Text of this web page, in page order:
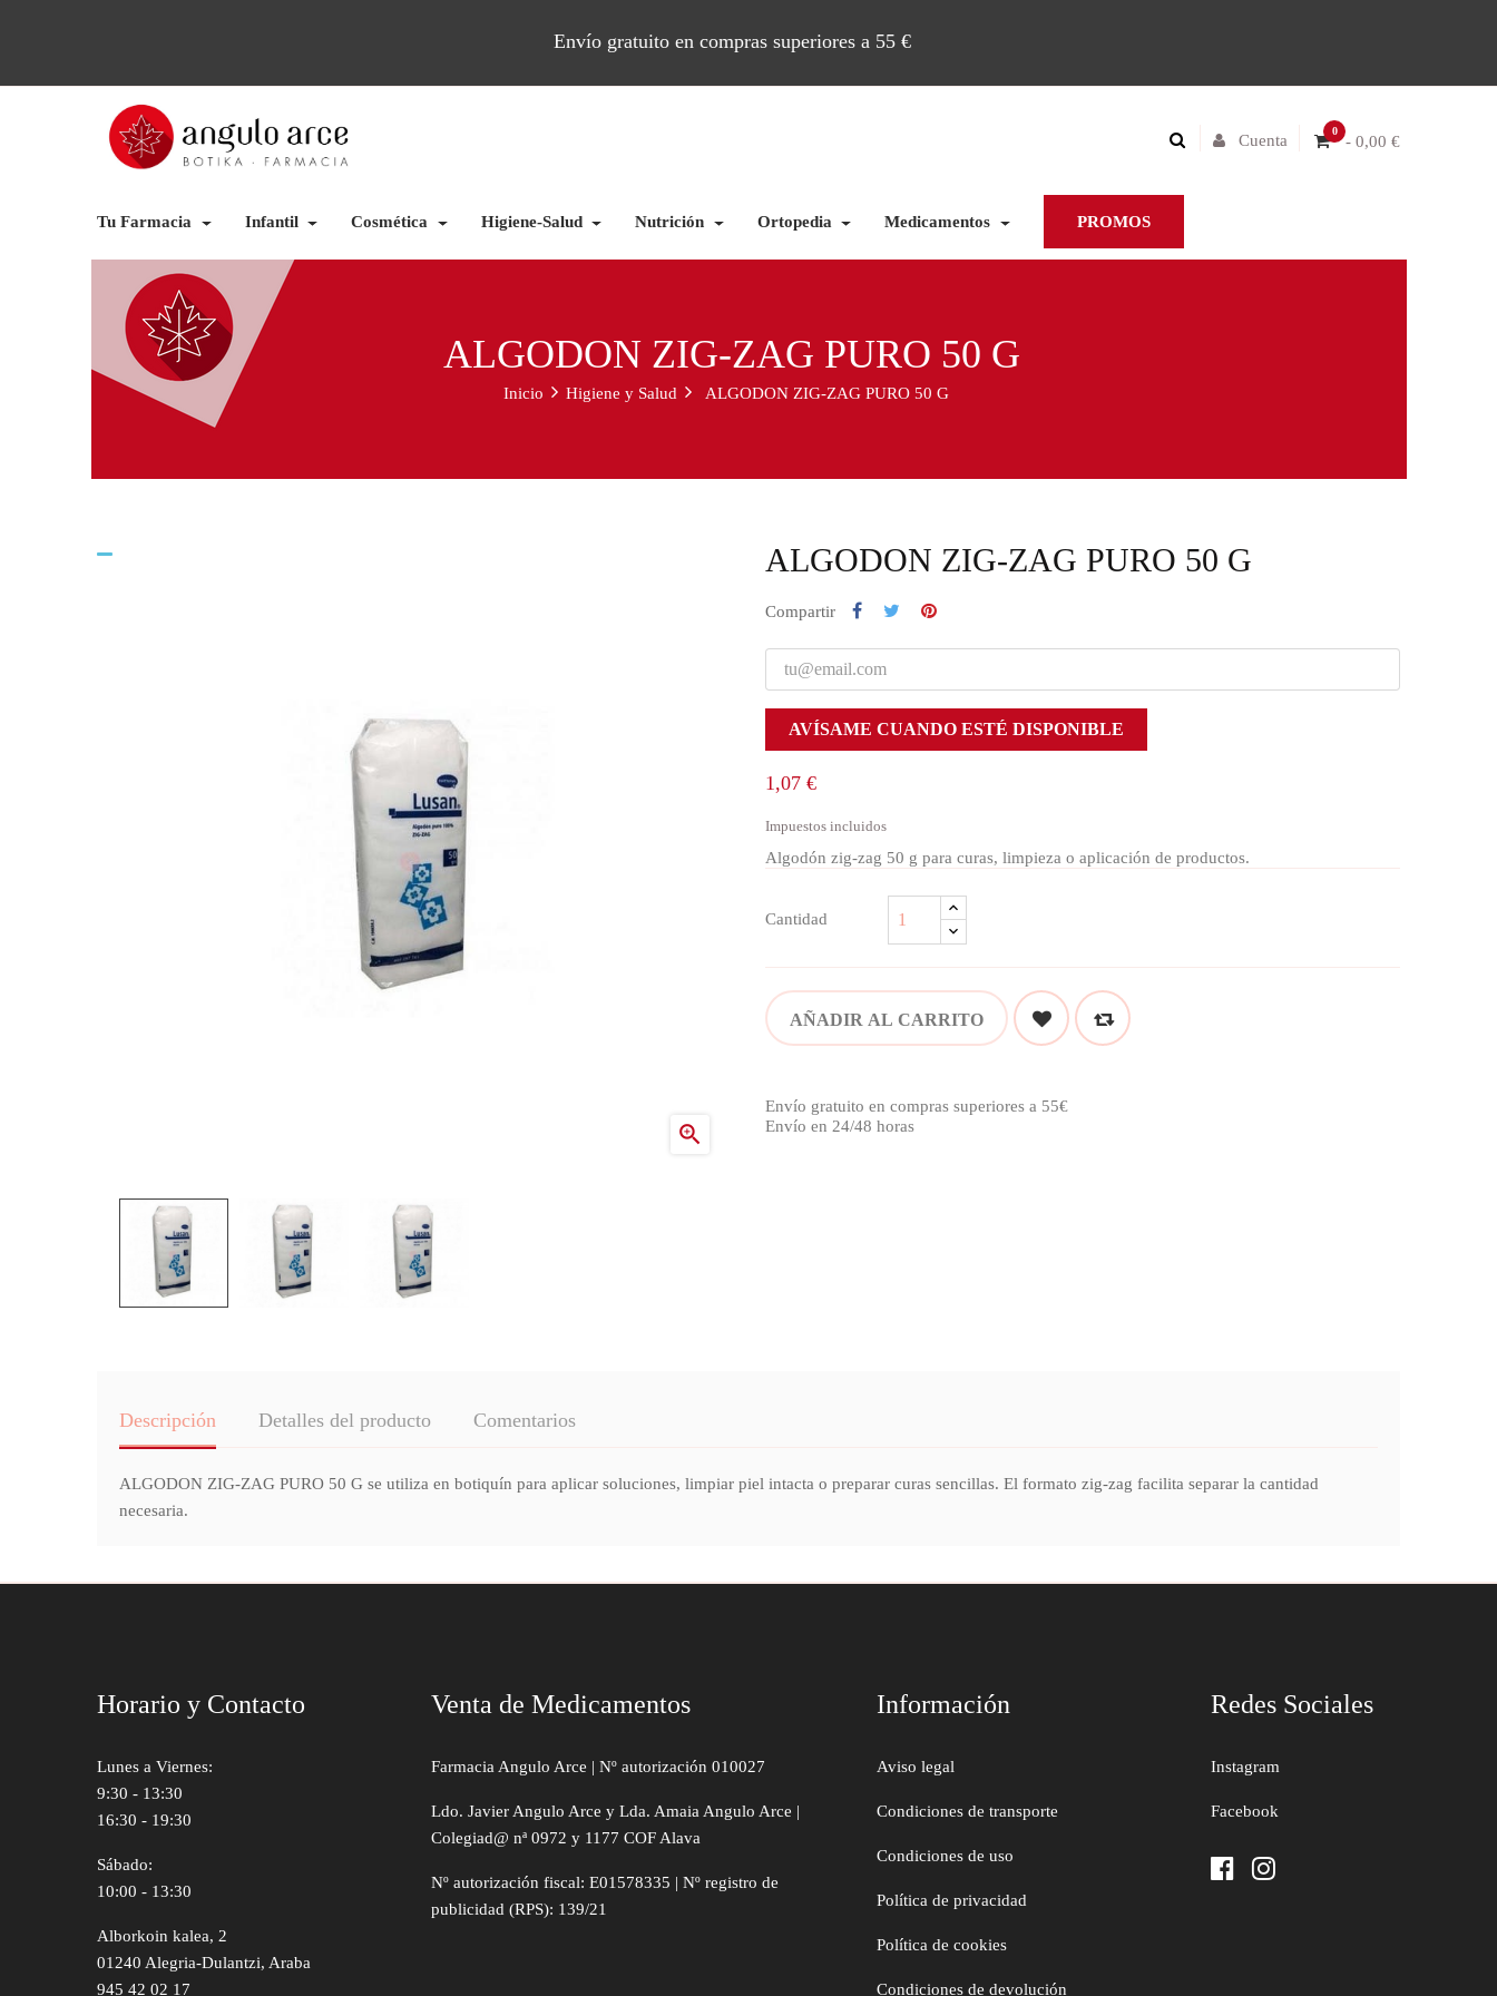
Envío gratuito en compras superiores a 55 €
0
- 0,00 €
Cuenta
Tu Farmacia Infantil Cosmética Higiene-Salud Nutrición Ortopedia Medicamentos PROMOS
ALGODON ZIG-ZAG PURO 50 G
Inicio Higiene y Salud ALGODON ZIG-ZAG PURO 50 G

ALGODON ZIG-ZAG PURO 50 G
Compartir
AVÍSAME CUANDO ESTÉ DISPONIBLE
1,07 €
Impuestos incluidos
Algodón zig-zag 50 g para curas, limpieza o aplicación de productos.
Cantidad
AÑADIR AL CARRITO
Envío gratuito en compras superiores a 55€
Envío en 24/48 horas
Descripción Detalles del producto Comentarios
ALGODON ZIG-ZAG PURO 50 G se utiliza en botiquín para aplicar soluciones, limpiar piel intacta o preparar curas sencillas. El formato zig-zag facilita separar la cantidad
necesaria.
Horario y Contacto
Lunes a Viernes:
9:30 - 13:30
16:30 - 19:30
Sábado:
10:00 - 13:30
Alborkoin kalea, 2
01240 Alegria-Dulantzi, Araba
945 42 02 17
Venta de Medicamentos
Farmacia Angulo Arce | Nº autorización 010027
Ldo. Javier Angulo Arce y Lda. Amaia Angulo Arce |
Colegiad@ nª 0972 y 1177 COF Alava
Nº autorización fiscal: E01578335 | Nº registro de
publicidad (RPS): 139/21
Información
Aviso legal
Condiciones de transporte
Condiciones de uso
Política de privacidad
Política de cookies
Condiciones de devolución
Redes Sociales
Instagram
Facebook